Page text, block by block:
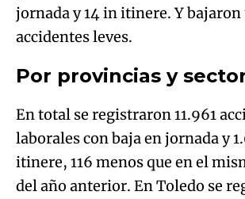
jornada y 14 in itinere. Y bajaron
accidentes leves.
Por provincias y
En total se registraron 11.961
laborales con baja en jornada y
itinere, 116 menos que en el
del año anterior. En Toledo se